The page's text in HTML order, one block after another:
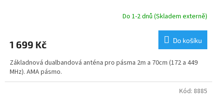
Do 1-2 dnů (Skladem externě)
1 699 Kč Do košíku
Základnová dualbandová anténa pro pásma 2m a 70cm (172 a 449
MHz). AMA pásmo.
Kód: 8885